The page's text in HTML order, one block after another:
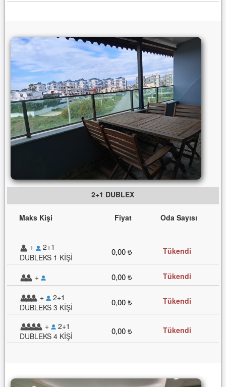
2+1 DUBLEX
Maks Kişi Fiyat Oda Sayısı
+
2+1
DUBLEKS 1 KİŞİ
0,00 ₺ Tükendi
+ 0,00 ₺ Tükendi
+
2+1
DUBLEKS 3 KİŞİ
0,00 ₺ Tükendi
+
2+1
DUBLEKS 4 KİŞİ
0,00 ₺ Tükendi